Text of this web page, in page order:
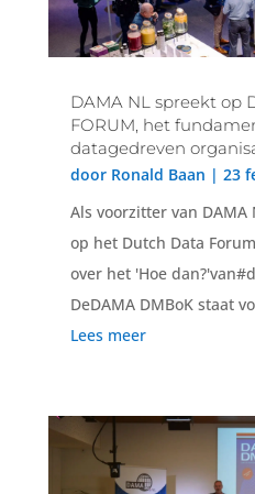
DAMA NL spreekt op
FORUM, het
datagedreven
door Ronald Baan | 23
Als voorzitter van
op het Dutch Data
over het 'Hoe
DeDAMA DMBoK staat
Lees meer